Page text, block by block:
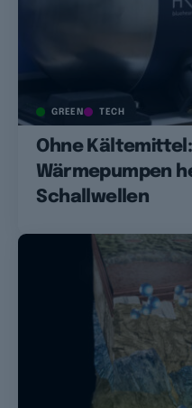
GREEN TECH
Ohne
Wärmepumpen
Schallwellen